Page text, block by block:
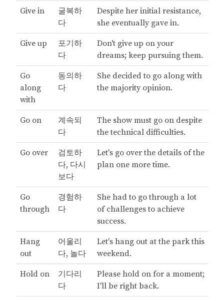
Give in
굴복하
다
Despite her initial resistance,
she eventually gave in.
Give up
포기하
다
Don't give up on your
dreams; keep pursuing them.
Go
along
with
동의하
다
She decided to go along with
the majority opinion.
Go on
계속되
다
The show must go on despite
the technical difficulties.
Go over
검토하
다, 다시
보다
Let's go over the details of the
plan one more time.
Go
through
경험하
다
She had to go through a lot
of challenges to achieve
success.
Hang
out
어울리
다, 놀다
Let's hang out at the park this
weekend.
Hold on
기다리
다
Please hold on for a moment;
I'll be right back.